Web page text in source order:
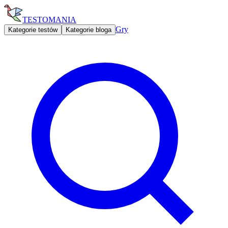
TESTOMANIA
Kategorie testów Kategorie bloga Gry